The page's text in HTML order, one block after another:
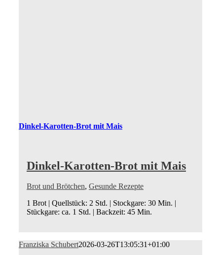
Dinkel-Karotten-Brot mit Mais
Dinkel-Karotten-Brot mit Mais
Brot und Brötchen, Gesunde Rezepte
1 Brot | Quellstück: 2 Std. | Stockgare: 30 Min. |
Stückgare: ca. 1 Std. | Backzeit: 45 Min.
Franziska Schubert2026-03-26T13:05:31+01:00